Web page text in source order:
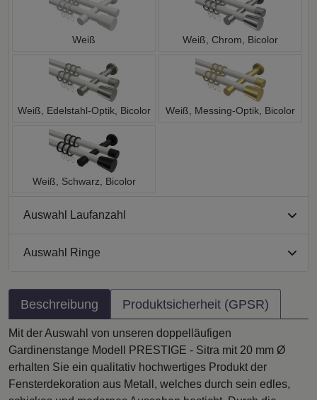
Weiß Weiß, Chrom, Bicolor
Weiß, Edelstahl-Optik, Bicolor Weiß, Messing-Optik, Bicolor
Weiß, Schwarz, Bicolor
Auswahl Laufanzahl
Auswahl Ringe
Beschreibung Produktsicherheit (GPSR)
Mit der Auswahl von unseren doppelläufigen
Gardinenstange Modell PRESTIGE - Sitra mit 20 mm Ø
erhalten Sie ein qualitativ hochwertiges Produkt der
Fensterdekoration aus Metall, welches durch sein edles,